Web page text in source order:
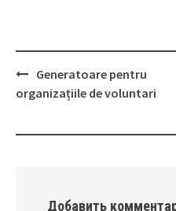
Post
Generatoare pentru
organizațiile de voluntari
Добавить